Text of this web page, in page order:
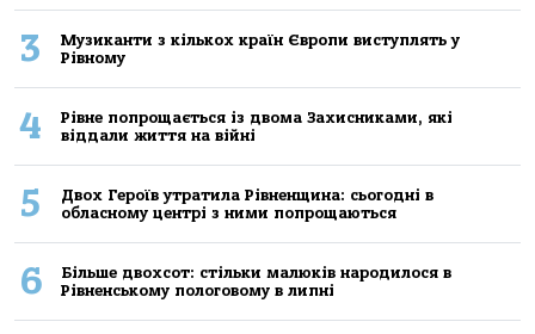
3
Музиканти з кількох країн Європи виступлять у
Рівному
4
Рівне попрощається із двома Захисниками, які
віддали життя на війні
5
Двох Героїв утратила Рівненщина: сьогодні в
обласному центрі з ними попрощаються
6
Більше двохсот: стільки малюків народилося в
Рівненському пологовому в липні